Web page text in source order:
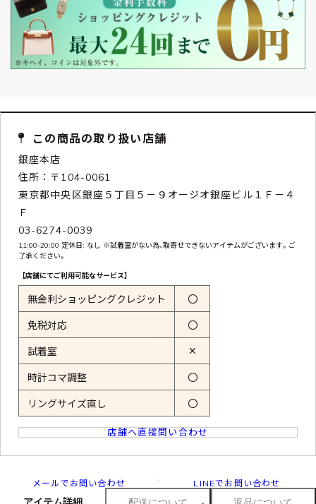
この商品の取り扱い店舗
銀座本店
住所：〒104-0061
東京都中央区銀座５丁目５－９オージオ銀座ビル１Ｆ－４
Ｆ
03-6274-0039
11:00-20:00 定休日: なし ※試着室がない為､取寄せできないアイテムがございます｡ ご
了承ください｡
【店舗にてご利用可能なサービス】
無金利ショッピングクレジット 〇
免税対応 〇
試着室 ✕
時計コマ調整 〇
リングサイズ直し 〇
店舗へ直接問い合わせ
メールでお問い合わせ LINEでお問い合わせ
アイテム詳細